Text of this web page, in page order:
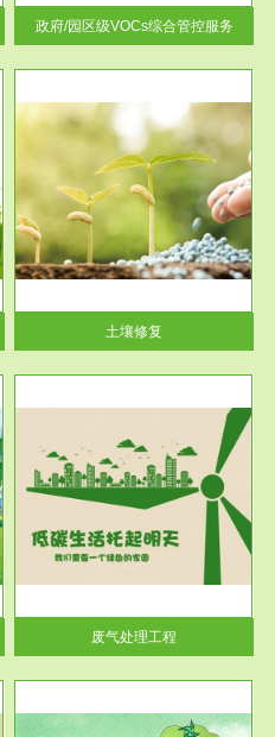
政府/园区级VOCs综合管控服务
土壤修复
废气处理工程